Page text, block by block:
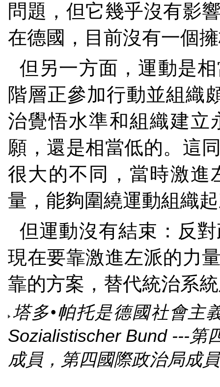
問題，但它幾乎沒有影
在德國，目前沒有一個
但另一方面，運動是
階層正參加行動並組織
治覺悟水準和組織建立
願，還是相當低的。這
很大的不同，當時激進
量，能夠圍繞運動組織
但運動沒有結束：反
現在要靠激進左派的力
靠的方案，替代統治系
塔多•帕托是德國社會主
Sozialistischer Bund ---第
成員，第四國際政治局成